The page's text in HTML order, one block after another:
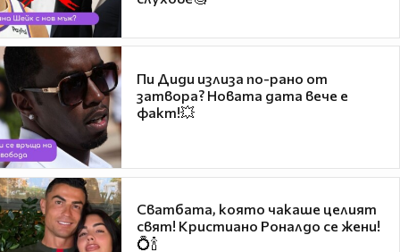
Пи Диди излиза по-рано от
затвора? Новата дата вече е
факт!💥
Сватбата, която чакаше целият
свят! Кристиано Роналдо се жени!
💍🍾